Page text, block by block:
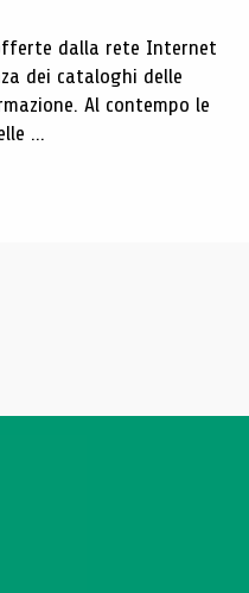
dalla rete Internet
dei cataloghi delle
Al contempo le
...